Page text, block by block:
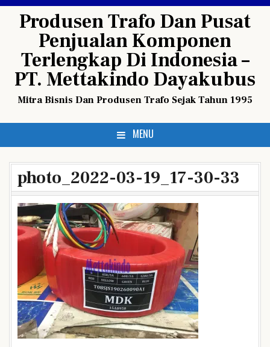
Produsen Trafo Dan Pusat
Penjualan Komponen
Terlengkap Di Indonesia –
PT. Mettakindo Dayakubus
Mitra Bisnis Dan Produsen Trafo Sejak Tahun 1995
MENU
photo_2022-03-19_17-30-33